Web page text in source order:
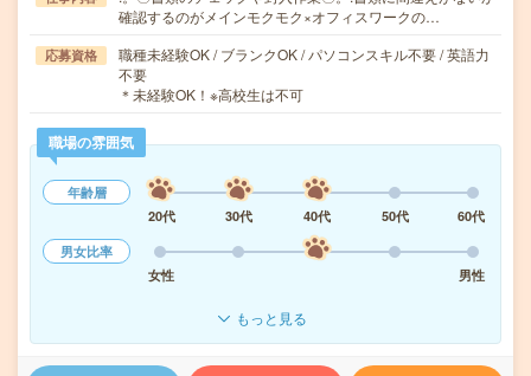
確認するのがメインモクモク×オフィスワークの…
応募資格
職種未経験OK / ブランクOK / パソコンスキル不要 / 英語力
不要
＊未経験OK！※高校生は不可
職場の雰囲気
年齢層
20代
30代 40代 50代
60代
男女比率
女性
男性
もっと見る